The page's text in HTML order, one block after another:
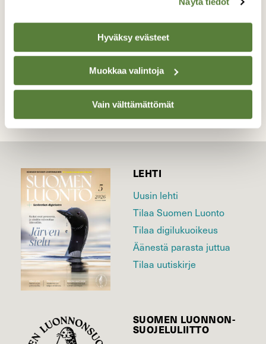
Hyväksy evästeet
Muokkaa valintoja
Vain välttämättömät
LEHTI
Uusin lehti
Tilaa Suomen Luonto
Tilaa digilukuoikeus
Äänestä parasta juttua
Tilaa uutiskirje
SUOMEN LUONNON­
SUOJELU­LIITTO